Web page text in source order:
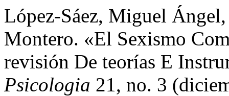
López-Sáez, Miguel
Montero. «El Sexismo
revisión De teorías E
Psicologia 21, no. 3